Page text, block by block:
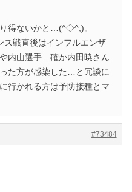
得ないかと…(^◇^;)。
ス戦直後はインフルエンザ
内山選手…確か内田暁さん
た方が感染した…と冗談に
行かれる方は予防接種とマ
#73484